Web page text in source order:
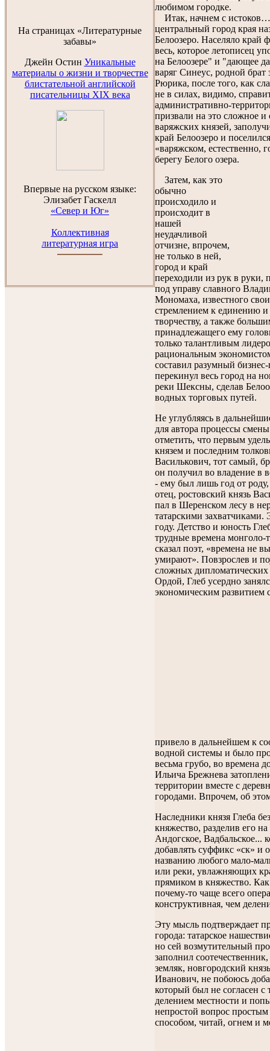
На страницах «Литературные
забавы»
Джейн Остин Уникальные
материалы о жизни и творчестве
блистательной английской
писательницы XIX века
Впервые на русском языке:
Элизабет Гаскелл
«Север и Юг»
Коллективная
литературная игра
любимом городке.
Итак, начнем с истоков…
центральный город края
Белоозеро. Населяло край
весь, которое летописец
на Белоозере" и "дающее
варяг Синеус, родной брат
Рюрика, после того, как
не в силах, видимо,
административно-
призвали на это сложное и
варяжских князей,
край Белоозеро и
«варяжском, естественно,
берегу Белого озера.
Затем, как это
обычно
происходило и
происходит в
нашей
неудачливой
отчизне, впрочем,
не только в ней,
город и край
переходили из рук в руки,
под управу славного
Мономаха, известного
стремлением к единению и
творчеству, а также
принадлежащего ему
только талантливым
рациональным
составил разумный
перекинул весь город на
реки Шексны, сделав
водных торговых путей.
Не углубляясь в
для автора процессы
отметить, что первым
князем и последним
Василькович, тот самый,
он получил во владение в
- ему был лишь год от роду,
отец, ростовский князь
пал в Шеренском лесу в
татарскими захватчиками.
году. Детство и юность
трудные времена монголо-
сказал поэт, «времена не
умирают». Повзрослев и
сложных
Ордой, Глеб усердно
экономическим развитием
привело в дальнейшем к
водной системы и было
весьма грубо, во времена
Ильича Брежнева
территории вместе с
городами. Впрочем, об
Наследники князя Глеба
княжество, разделив его
Андогское, Вадбальское...
добавлять суффикс «ск» и
названию любого мало-
или реки, увлажняющих
прямиком в княжество.
почему-то чаще всего
конструктивная, чем
Эту мысль подтверждает
города: татарское
но сей возмутительный
заполнил
земляк, новгородский
Иванович, не побоюсь
который был не согласен с
делением местности и
непростой вопрос
способом, читай, огнем и